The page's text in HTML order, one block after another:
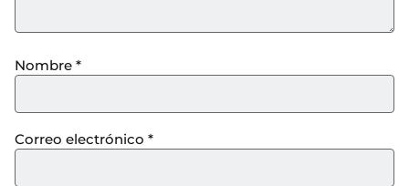
Nombre *
Correo electrónico *